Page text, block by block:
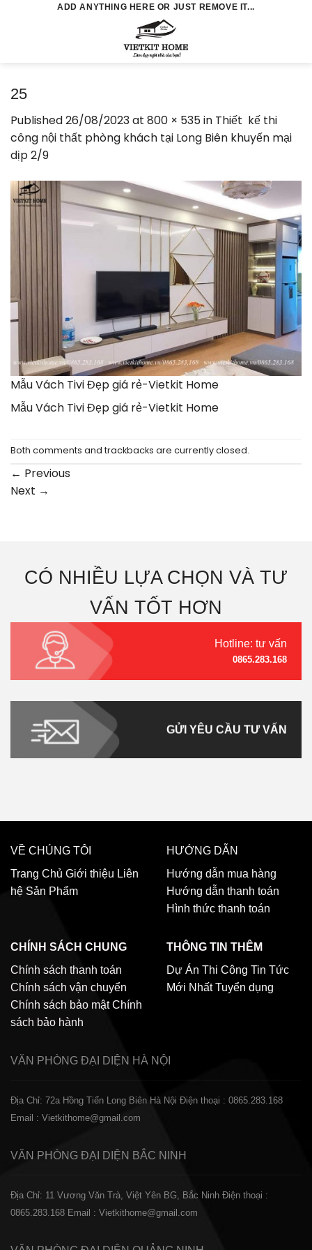
ADD ANYTHING HERE OR JUST REMOVE IT...
25
Published26/08/2023at 800 × 535in Thiết kế thi
công nội thất phòng khách tại Long Biên khuyến mại
dịp 2/9
Mẫu Vách Tivi Đẹp giá rẻ-Vietkit Home
Mẫu Vách Tivi Đẹp giá rẻ-Vietkit Home
Both comments and trackbacks are currently closed.
← Previous
Next →
CÓ NHIỀU LỰA CHỌN VÀ TƯ
VẤN TỐT HƠN
Hotline: tư vấn
0865.283.168
GỬI YÊU CẦU TƯ VẤN
VỀ CHÚNG TÔI
Trang Chủ Giới thiệu Liên
hệ Sản Phẩm
HƯỚNG DẪN
Hướng dẫn mua hàng
Hướng dẫn thanh toán
Hình thức thanh toán
CHÍNH SÁCH CHUNG
Chính sách thanh toán
Chính sách vận chuyển
Chính sách bảo mật Chính
sách bảo hành
THÔNG TIN THÊM
Dự Án Thi Công Tin Tức
Mới Nhất Tuyển dụng
VĂN PHÒNG ĐẠI DIỆN HÀ NỘI
Địa Chỉ: 72a Hồng Tiến Long Biên Hà Nội Điện thoại : 0865.283.168
Email : Vietkithome@gmail.com
VĂN PHÒNG ĐẠI DIỆN BẮC NINH
Địa Chỉ: 11 Vương Văn Trà, Việt Yên BG, Bắc Ninh Điện thoại :
0865.283.168 Email : Vietkithome@gmail.com